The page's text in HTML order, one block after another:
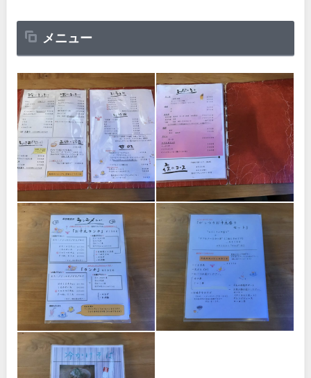
メニュー